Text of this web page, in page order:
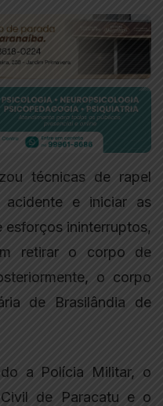
técnicas de rapel
e iniciar as
ininterruptos,
retirar o corpo de
o corpo
de Brasilândia de
a Polícia Militar, o
de Paracatu e o